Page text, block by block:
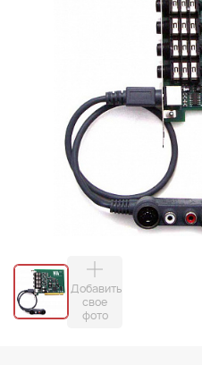
Добавить
свое
фото